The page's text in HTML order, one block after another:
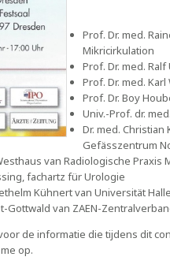
Prof. Dr. med.
Mikricirkulation
Prof. Dr. med.
Prof. Dr. med.
Prof. Dr. Boy
Univ.-Prof. dr.
Dr. med.
Gefässzentrum
van Radiologische Praxis
fachartz für Urologie
Kühnert van Universität Halle
Gottwald van ZAEN-
de informatie die tijdens dit
op.